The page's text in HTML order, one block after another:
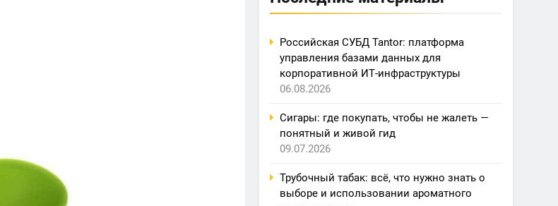
Российская СУБД Tantor: платформа
управления базами данных для
корпоративной ИТ-инфраструктуры
06.08.2026
Сигары: где покупать, чтобы не жалеть —
понятный и живой гид
09.07.2026
Трубочный табак: всё, что нужно знать о
выборе и использовании ароматного